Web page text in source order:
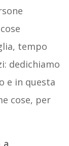
tempo
dedichiamo
e in questa
cose, per